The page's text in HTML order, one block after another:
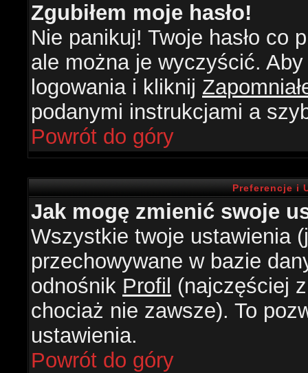
Zgubiłem moje hasło!
Nie panikuj! Twoje hasło co
ale można je wyczyścić.
logowania i kliknij
podanymi instrukcjami a
Powrót do góry
Preferencje i
Jak mogę zmienić swoje
Wszystkie twoje ustawienia
przechowywane w bazie
odnośnik Profil (najczęściej
chociaż nie zawsze). To
ustawienia.
Powrót do góry